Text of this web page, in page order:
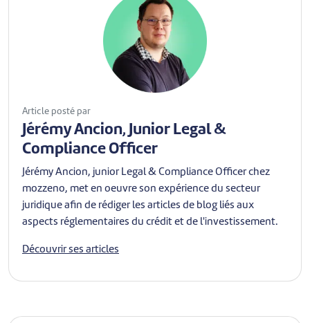
Article posté par
Jérémy Ancion, Junior Legal &
Compliance Officer
Jérémy Ancion, junior Legal & Compliance Officer chez
mozzeno, met en oeuvre son expérience du secteur
juridique afin de rédiger les articles de blog liés aux
aspects réglementaires du crédit et de l'investissement.
Découvrir ses articles